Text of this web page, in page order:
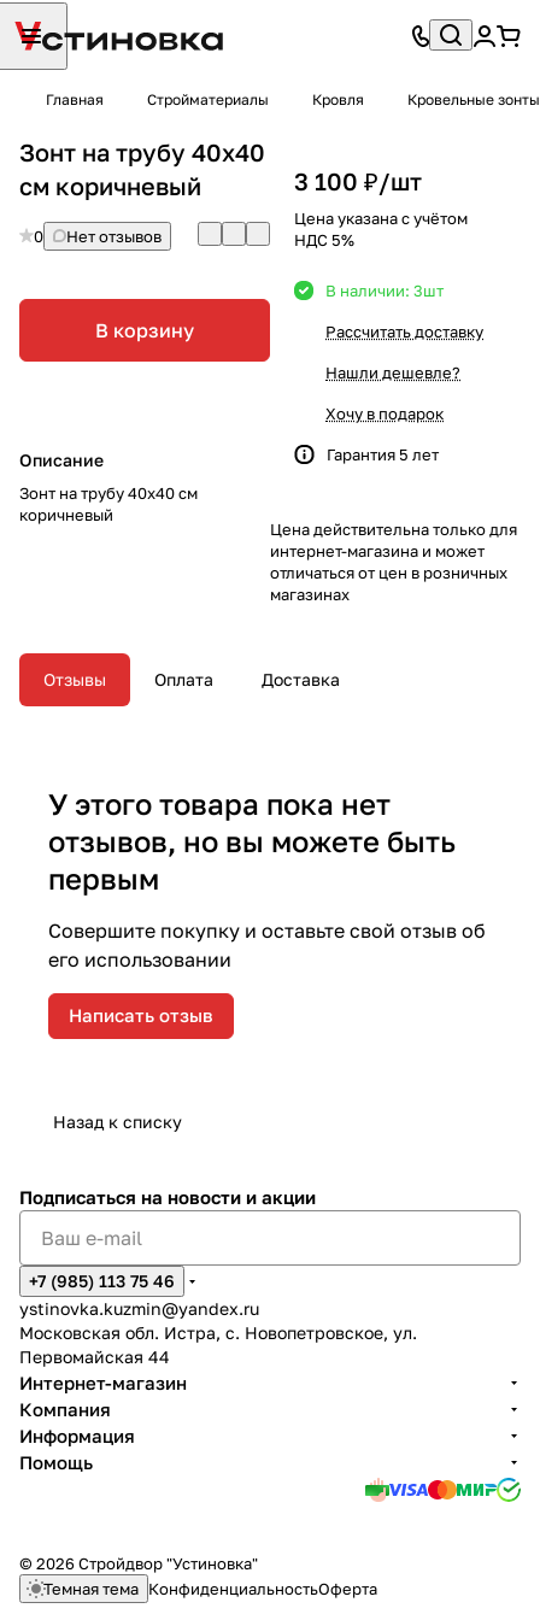
Главная Стройматериалы Кровля Кровельные
Зонт на трубу 40х40
см коричневый
0 Нет отзывов
В корзину
Описание
Зонт на трубу 40х40 см
коричневый
3 100 ₽/шт
Цена указана с учётом
НДС 5%
В наличии: 3шт
Рассчитать доставку
Нашли дешевле?
Хочу в подарок
Гарантия 5 лет
Цена действительна только для
интернет-магазина и может
отличаться от цен в розничных
магазинах
Отзывы Оплата Доставка
У этого товара пока нет
отзывов, но вы можете быть
первым
Совершите покупку и оставьте свой отзыв об
его использовании
Написать отзыв
Назад к списку
Подписаться на новости и акции
+7 (985) 113 75 46
ystinovka.kuzmin@yandex.ru
Московская обл. Истра, с. Новопетровское, ул.
Первомайская 44
Интернет-магазин
Компания
Информация
Помощь
© 2026 Стройдвор "Устиновка"
Темная тема КонфиденциальностьОферта